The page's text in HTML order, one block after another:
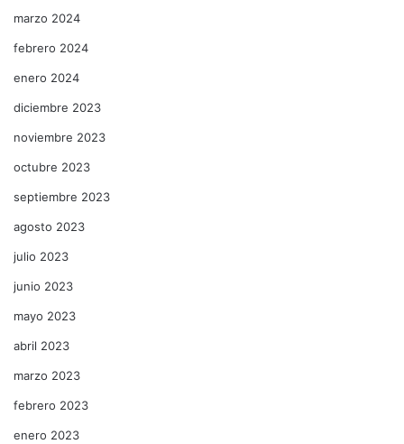
marzo 2024
febrero 2024
enero 2024
diciembre 2023
noviembre 2023
octubre 2023
septiembre 2023
agosto 2023
julio 2023
junio 2023
mayo 2023
abril 2023
marzo 2023
febrero 2023
enero 2023